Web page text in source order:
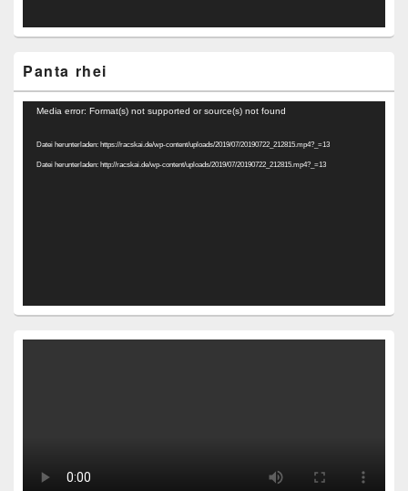
Panta rhei
Video-
Media error: Format(s) not supported or source(s) not found
Datei herunterladen: https://racskai.de/wp-content/uploads/2019/07/20190722_212815.mp4?_=13
Datei herunterladen: http://racskai.de/wp-content/uploads/2019/07/20190722_212815.mp4?_=13